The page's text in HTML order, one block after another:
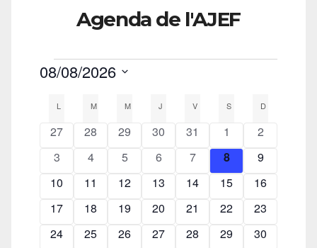
Agenda de l'AJEF